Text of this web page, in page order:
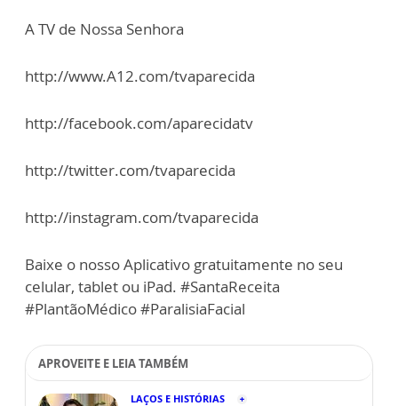
A TV de Nossa Senhora
http://www.A12.com/tvaparecida
http://facebook.com/aparecidatv
http://twitter.com/tvaparecida
http://instagram.com/tvaparecida
Baixe o nosso Aplicativo gratuitamente no seu
celular, tablet ou iPad. #SantaReceita
#PlantãoMédico #ParalisiaFacial
APROVEITE E LEIA TAMBÉM
LAÇOS E HISTÓRIAS